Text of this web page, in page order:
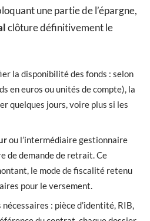
une partie de l’épargne,
clôture définitivement le
la disponibilité des fonds : selon
en euros ou unités de compte), la
quelques jours, voire plus si les
ou l’intermédiaire gestionnaire
de demande de retrait. Ce
le mode de fiscalité retenu
pour le versement.
: pièce d’identité, RIB,